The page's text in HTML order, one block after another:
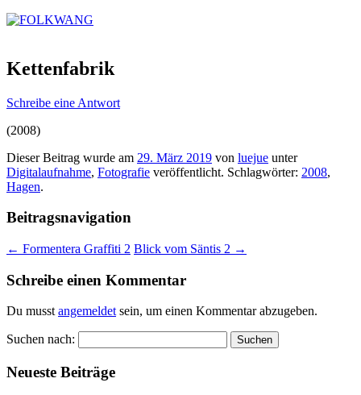
Kettenfabrik
Schreibe eine Antwort
(2008)
Dieser Beitrag wurde am 29. März 2019 von luejue unter
Digitalaufnahme, Fotografie veröffentlicht. Schlagwörter: 2008,
Hagen.
Beitragsnavigation
← Formentera Graffiti 2 Blick vom Säntis 2 →
Schreibe einen Kommentar
Du musstangemeldetsein, um einen Kommentar abzugeben.
Suchen nach:
Neueste Beiträge